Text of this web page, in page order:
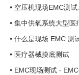
• 空压机现场EMC测
• 集中供氧系统大型医
• 什么是现场 EMC 测
• 医疗器械摸底测试
• EMC现场测试 -